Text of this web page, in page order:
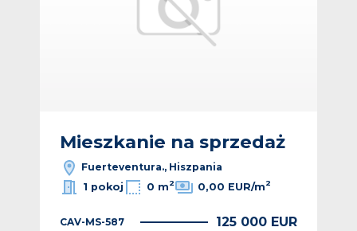
Mieszkanie na sprzedaż
Fuerteventura., Hiszpania
1 pokoj
0 m2 0,00 EUR/m2
CAV-MS-587 125 000 EUR